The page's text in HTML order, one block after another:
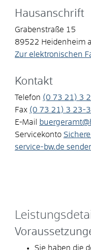
Hausanschrift
Grabenstraße 15
89522 Heidenheim
Zur elektronischen
Kontakt
Telefon (0 73 21) 3
Fax (0 73 21) 3 23-
E-Mail
Servicekonto
service-bw.de
Sie haben die